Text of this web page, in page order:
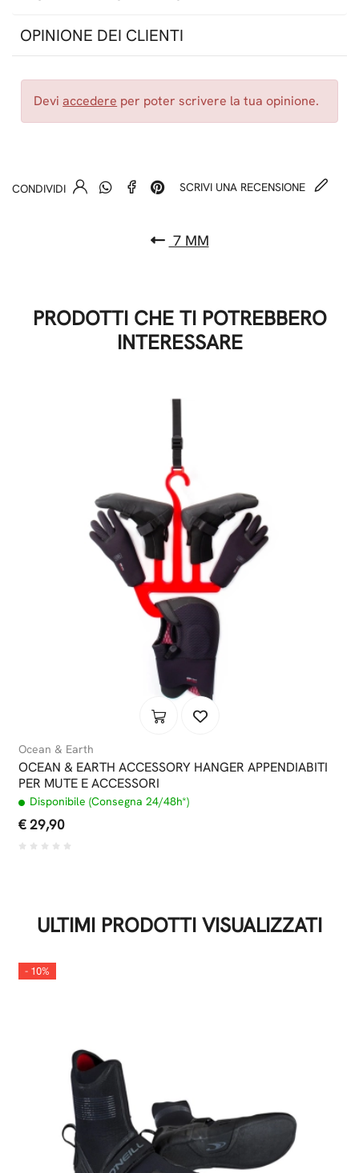
OPINIONE DEI CLIENTI
Deviaccedere per poter scrivere la tua opinione.
CONDIVIDI SCRIVI UNA RECENSIONE
7 MM
PRODOTTI CHE TI POTREBBERO
INTERESSARE
Ocean & Earth
OCEAN & EARTH ACCESSORY HANGER APPENDIABITI
PER MUTE E ACCESSORI
Disponibile (Consegna 24/48h*)
€ 29,90
ULTIMI PRODOTTI VISUALIZZATI
- 10%